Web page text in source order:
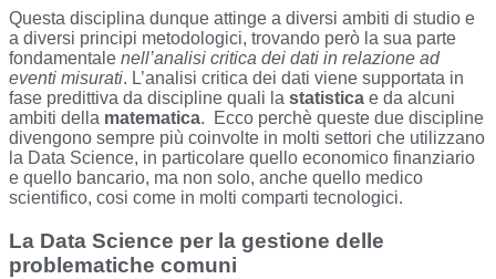
Questa disciplina dunque attinge a diversi ambiti di studio e
a diversi principi metodologici, trovando però la sua parte
fondamentale nell’analisi critica dei dati in relazione ad
eventi misurati. L’analisi critica dei dati viene supportata in
fase predittiva da discipline quali la statistica e da alcuni
ambiti della matematica. Ecco perchè queste due discipline
divengono sempre più coinvolte in molti settori che utilizzano
la Data Science, in particolare quello economico finanziario
e quello bancario, ma non solo, anche quello medico
scientifico, cosi come in molti comparti tecnologici.
La Data Science per la gestione delle
problematiche comuni